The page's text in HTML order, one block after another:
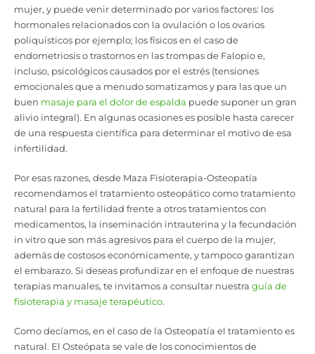
mujer, y puede venir determinado por varios factores: los
hormonales relacionados con la ovulación o los ovarios
poliquísticos por ejemplo; los físicos en el caso de
endometriosis o trastornos en las trompas de Falopio e,
incluso, psicológicos causados por el estrés (tensiones
emocionales que a menudo somatizamos y para las que un
buen masaje para el dolor de espalda puede suponer un gran
alivio integral). En algunas ocasiones es posible hasta carecer
de una respuesta científica para determinar el motivo de esa
infertilidad.
Por esas razones, desde Maza Fisioterapia-Osteopatía
recomendamos el tratamiento osteopático como tratamiento
natural para la fertilidad frente a otros tratamientos con
medicamentos, la inseminación intrauterina y la fecundación
in vitro que son más agresivos para el cuerpo de la mujer,
además de costosos económicamente, y tampoco garantizan
el embarazo. Si deseas profundizar en el enfoque de nuestras
terapias manuales, te invitamos a consultar nuestra guía de
fisioterapia y masaje terapéutico.
Como decíamos, en el caso de la Osteopatía el tratamiento es
natural. El Osteópata se vale de los conocimientos de